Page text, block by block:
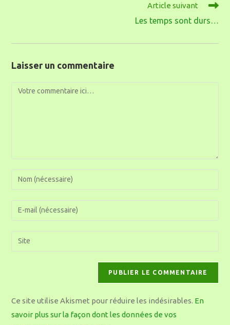
Article suivant
Les temps sont durs…
Laisser un commentaire
Ce site utilise Akismet pour réduire les indésirables. En
savoir plus sur la façon dont les données de vos